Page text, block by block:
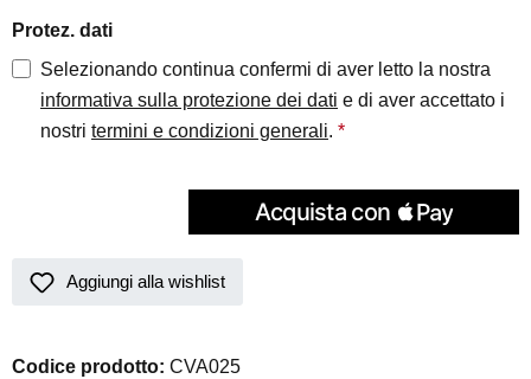
Protez. dati
Selezionando continua confermi di aver letto la nostra
informativa sulla protezione dei dati e di aver accettato i
nostri termini e condizioni generali. *
Aggiungi alla wishlist
Codice prodotto: CVA025